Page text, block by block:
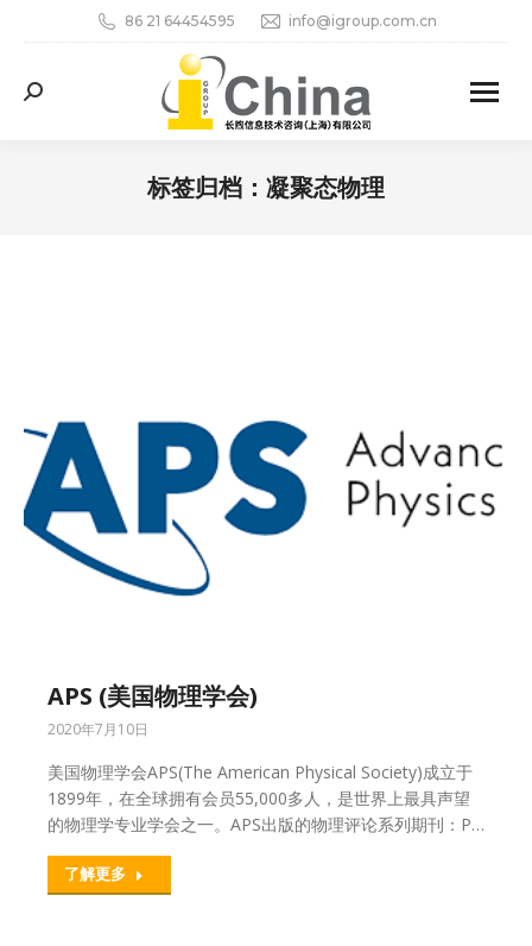
86 21 64454595 info@igroup.com.cn
Search:
标签归档： 凝聚态物理
APS (美国物理学会)
2020年7月10日
美国物理学会APS(The American Physical Society)成立于
1899年，在全球拥有会员55,000多人，是世界上最具声望
的物理学专业学会之一。APS出版的物理评论系列期刊：P…
了解更多